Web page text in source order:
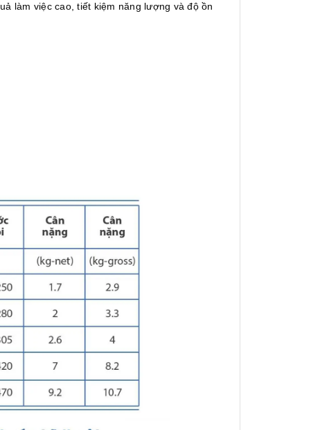
làm việc cao, tiết kiệm năng lượng và độ ồn